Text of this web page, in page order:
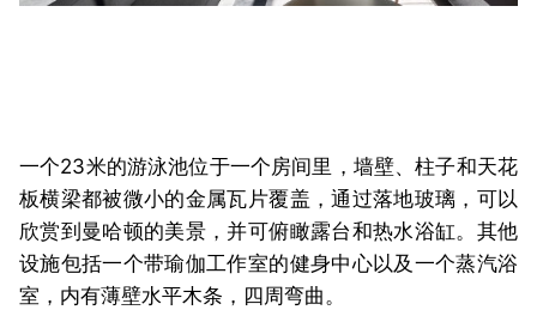
一个23米的游泳池位于一个房间里，墙壁、柱子和天花
板横梁都被微小的金属瓦片覆盖，通过落地玻璃，可以
欣赏到曼哈顿的美景，并可俯瞰露台和热水浴缸。其他
设施包括一个带瑜伽工作室的健身中心以及一个蒸汽浴
室，内有薄壁水平木条，四周弯曲。